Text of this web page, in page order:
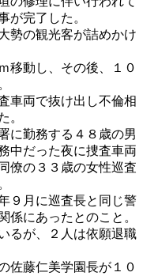
が完了した。
勢の観光客が詰めかけ
移動し、その後、１０
車両で抜け出し不倫相
。
に勤務する４８歳の男
中だった夜に捜査車両
僚の３３歳の女性巡査
９月に巡査長と同じ警
係にあったとのこと。
るが、２人は依願退職
佐藤仁美学園長が１０